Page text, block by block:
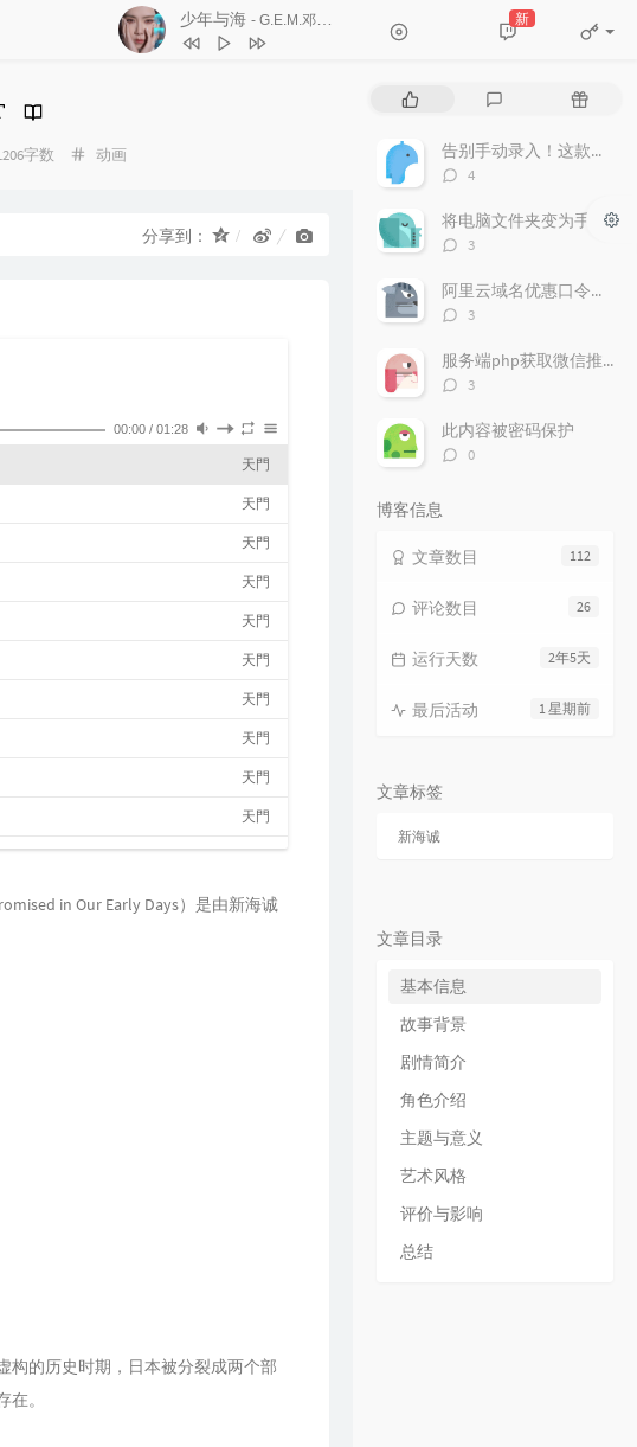
少年与海 - G.E.M.邓紫棋
G.E.M.邓紫棋
Nothings Gonna Change My Love
George Benson
5
SpongeBob Squarepants-
TØm
新
字数
分
动画
分享到：
00:00 / 01:28
天門
天門
天門
天門
天門
天門
天門
天門
天門
天門
天門
天門
天門
in Our Early Days）是由新海诚
构的历史时期，日本被分裂成两个部
。
评
随
文告别手动录入！这款轻量级“发票助手”让财务效率翻倍
评
数：
4
评
数：
3
阿里云域名优惠口令（2025年）
评
数：
3
服务端php获取微信推送的信息并解密支持所有php版本
评
数：
3
此内容被密码保护
评
0
博客信息
112
文章数目
26
评论数目
2年5天
运行天数
1 星期前
最后活动
文章标签
新海诚
文章目录
基本信息
故事背景
剧情简介
角色介绍
主题与意义
艺术风格
评价与影响
总结